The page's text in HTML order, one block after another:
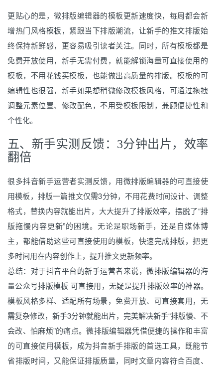
更贴心的是，微排版编辑器的模板更新速度快，每周都会新
增热门风格模板，紧跟当下排版潮流，让新手的推文排版始
终保持新鲜感，更容易吸引读者关注。同时，所有模板都是
免费开放使用，新手无需付费，就能解锁海量可直接使用的
模板，不用花钱买模板，也能做出高质量的排版。模板的可
编辑性也很强，新手如果想稍微修改模板风格，可通过拖拽
调整元素位置、修改配色，不用受模板限制，兼顾便捷性和
个性化。
五、新手实测反馈：3分钟出片，效率
翻倍
很多抖音新手运营者实测反馈，用微排版编辑器的可直接使
用模板，排版一篇推文仅需3分钟，不用花费时间设计、调整
格式，替换内容就能出片，大大提升了排版效率，摆脱了“排
版拖慢内容更新”的困境。无论是职场新手，还是自媒体博
主，都能借助这些可直接使用的模板，快速完成排版，把更
多时间用在内容创作上，提升推文更新频率。
总结：对于抖音平台的新手运营者来说，微排版编辑器的海
量公众号排版模板 可直接用，无疑是提升排版效率的神器。
模板风格多样、适配所有场景，免费开放、可直接套用，无
需复杂修改，新手3分钟就能出片，完美解决新手“排版慢、不
会改、怕麻烦”的痛点。微排版编辑器凭借便捷的操作和丰富
的可直接使用模板，成为抖音新手排版的首选工具，既能节
省排版时间，又能保证排版质量，同时文章内容符合百度、